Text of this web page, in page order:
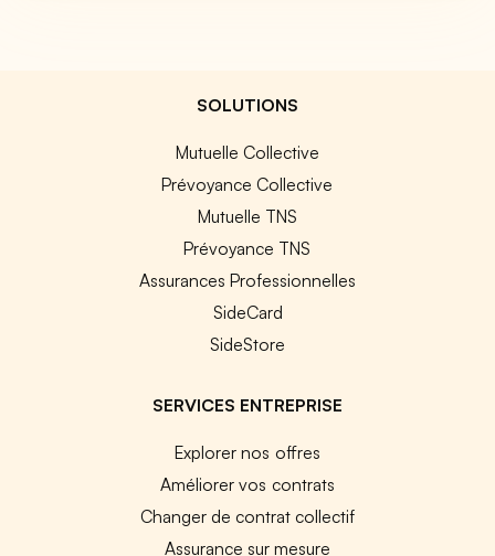
SOLUTIONS
Mutuelle Collective
Prévoyance Collective
Mutuelle TNS
Prévoyance TNS
Assurances Professionnelles
SideCard
SideStore
SERVICES ENTREPRISE
Explorer nos offres
Améliorer vos contrats
Changer de contrat collectif
Assurance sur mesure